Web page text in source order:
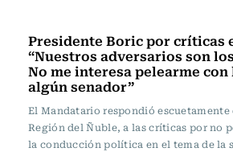
Presidente Boric por críticas
“Nuestros adversarios son
No me interesa pelearme
algún senador”
El Mandatario respondió escuetamente
Región del Ñuble, a las críticas por no
la conducción política en el tema de la